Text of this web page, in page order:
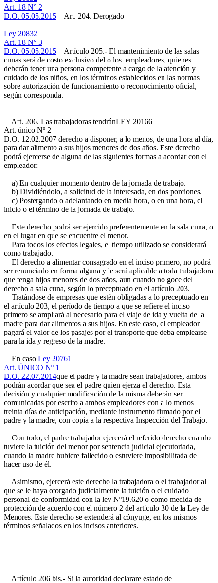
Art. 18 N° 2
D.O. 05.05.2015 Art. 204. Derogado
Ley 20832
Art. 18 N° 3
D.O. 05.05.2015 Artículo 205.- El mantenimiento de las salas
cunas será de costo exclusivo del o los empleadores, quienes
deberán tener una persona competente a cargo de la atención y
cuidado de los niños, en los términos establecidos en las normas
sobre autorización de funcionamiento o reconocimiento oficial,
según corresponda.
Art. 206. Las trabajadoras tendránLEY 20166
Art. único Nº 2
D.O. 12.02.2007 derecho a disponer, a lo menos, de una hora al día,
para dar alimento a sus hijos menores de dos años. Este derecho
podrá ejercerse de alguna de las siguientes formas a acordar con el
empleador:
a) En cualquier momento dentro de la jornada de trabajo.
b) Dividiéndolo, a solicitud de la interesada, en dos porciones.
c) Postergando o adelantando en media hora, o en una hora, el
inicio o el término de la jornada de trabajo.
Este derecho podrá ser ejercido preferentemente en la sala cuna, o
en el lugar en que se encuentre el menor.
Para todos los efectos legales, el tiempo utilizado se considerará
como trabajado.
El derecho a alimentar consagrado en el inciso primero, no podrá
ser renunciado en forma alguna y le será aplicable a toda trabajadora
que tenga hijos menores de dos años, aun cuando no goce del
derecho a sala cuna, según lo preceptuado en el artículo 203.
Tratándose de empresas que estén obligadas a lo preceptuado en
el artículo 203, el período de tiempo a que se refiere el inciso
primero se ampliará al necesario para el viaje de ida y vuelta de la
madre para dar alimentos a sus hijos. En este caso, el empleador
pagará el valor de los pasajes por el transporte que deba emplearse
para la ida y regreso de la madre.
En caso Ley 20761
Art. ÚNICO Nº 1
D.O. 22.07.2014que el padre y la madre sean trabajadores, ambos
podrán acordar que sea el padre quien ejerza el derecho. Esta
decisión y cualquier modificación de la misma deberán ser
comunicadas por escrito a ambos empleadores con a lo menos
treinta días de anticipación, mediante instrumento firmado por el
padre y la madre, con copia a la respectiva Inspección del Trabajo.
Con todo, el padre trabajador ejercerá el referido derecho cuando
tuviere la tuición del menor por sentencia judicial ejecutoriada,
cuando la madre hubiere fallecido o estuviere imposibilitada de
hacer uso de él.
Asimismo, ejercerá este derecho la trabajadora o el trabajador al
que se le haya otorgado judicialmente la tuición o el cuidado
personal de conformidad con la ley Nº19.620 o como medida de
protección de acuerdo con el número 2 del artículo 30 de la Ley de
Menores. Este derecho se extenderá al cónyuge, en los mismos
términos señalados en los incisos anteriores.
Artículo 206 bis.- Si la autoridad declarare estado de